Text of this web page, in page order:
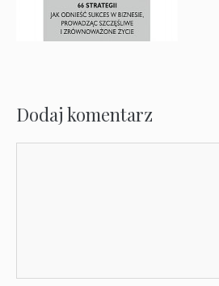
Dodaj komentarz